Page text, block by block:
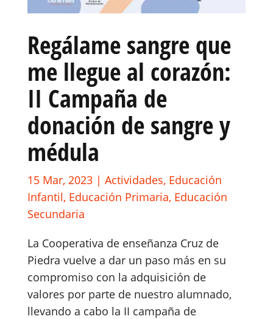
Regálame sangre que
me llegue al corazón:
II Campaña de
donación de sangre y
médula
15 Mar, 2023| Actividades, Educación
Infantil, Educación Primaria, Educación
Secundaria
La Cooperativa de enseñanza Cruz de
Piedra vuelve a dar un paso más en su
compromiso con la adquisición de
valores por parte de nuestro alumnado,
llevando a cabo la II campaña de